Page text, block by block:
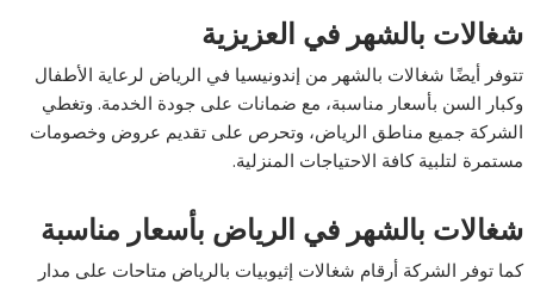
شغالات بالشهر في العزيزية
تتوفر أيضًا شغالات بالشهر من إندونيسيا في الرياض لرعاية الأطفال
وكبار السن بأسعار مناسبة، مع ضمانات على جودة الخدمة. وتغطي
الشركة جميع مناطق الرياض، وتحرص على تقديم عروض وخصومات
مستمرة لتلبية كافة الاحتياجات المنزلية.
شغالات بالشهر في الرياض بأسعار مناسبة
كما توفر الشركة أرقام شغالات إثيوبيات بالرياض متاحات على مدار